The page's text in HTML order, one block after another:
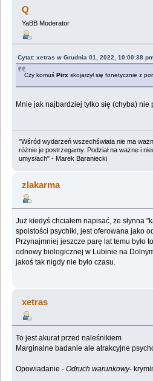
Q
YaBB Moderator
Cytat: xetras w Grudnia 01, 2022, 10:00:38
Czy komuśPirx skojarzył się fonetycznie z
Mnie jak najbardziej tylko się (chyba) nie
"Wśród wydarzeń wszechświata nie ma
różnie je postrzegamy. Podział na ważne i
umysłach" - Marek Baraniecki
zlakarma
Już kiedyś chciałem napisać, że słynna
spoistości psychiki, jest oferowana jako
Przynajmniej jeszcze parę lat temu było
odnowy biologicznej w Lubinie na
jakoś tak nigdy nie było czasu.
xetras
To jest akurat przed naleśnikiem
Marginalne badanie ale atrakcyjne
Opowiadanie -Odruch warunkowy-